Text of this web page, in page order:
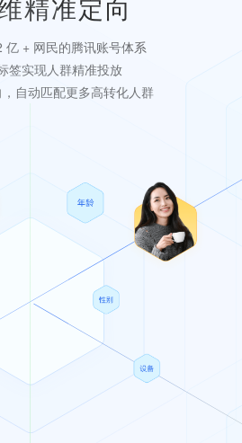
精准定向
亿 + 网民的腾讯账号体系
签实现人群精准投放
自动匹配更多高转化人群